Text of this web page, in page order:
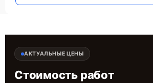
АКТУАЛЬНЫЕ ЦЕНЫ
Стоимость работ